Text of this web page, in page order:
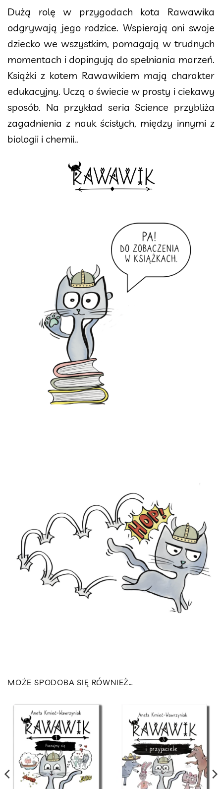
Dużą rolę w przygodach kota Rawawika
odgrywają jego rodzice. Wspierają oni swoje
dziecko we wszystkim, pomagają w trudnych
momentach i dopingują do spełniania marzeń.
Książki z kotem Rawawikiem mają charakter
edukacyjny. Uczą o świecie w prosty i ciekawy
sposób. Na przykład seria Science przybliża
zagadnienia z nauk ścisłych, między innymi z
biologii i chemii..
MOŻE SPODOBA SIĘ RÓWNIEŻ…